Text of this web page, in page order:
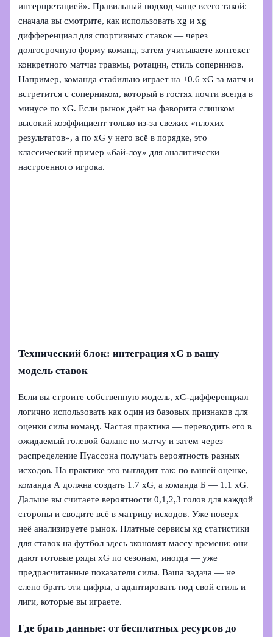
интерпретацией». Правильный подход чаще всего такой:
сначала вы смотрите, как использовать xg и xg
дифференциал для спортивных ставок — через
долгосрочную форму команд, затем учитываете контекст
конкретного матча: травмы, ротации, стиль соперников.
Например, команда стабильно играет на +0.6 xG за матч и
встретится с соперником, который в гостях почти всегда в
минусе по xG. Если рынок даёт на фаворита слишком
высокий коэффициент только из‑за свежих «плохих
результатов», а по xG у него всё в порядке, это
классический пример «бай‑лоу» для аналитически
настроенного игрока.
Технический блок: интеграция xG в вашу
модель ставок
Если вы строите собственную модель, xG‑дифференциал
логично использовать как один из базовых признаков для
оценки силы команд. Частая практика — переводить его в
ожидаемый голевой баланс по матчу и затем через
распределение Пуассона получать вероятность разных
исходов. На практике это выглядит так: по вашей оценке,
команда А должна создать 1.7 xG, а команда Б — 1.1 xG.
Дальше вы считаете вероятности 0,1,2,3 голов для каждой
стороны и сводите всё в матрицу исходов. Уже поверх
неё анализируете рынок. Платные сервисы xg статистики
для ставок на футбол здесь экономят массу времени: они
дают готовые ряды xG по сезонам, иногда — уже
предрасчитанные показатели силы. Ваша задача — не
слепо брать эти цифры, а адаптировать под свой стиль и
лиги, которые вы играете.
Где брать данные: от бесплатных ресурсов до